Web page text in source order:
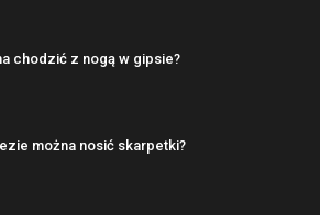
chodzić z nogą w gipsie?
można nosić skarpetki?